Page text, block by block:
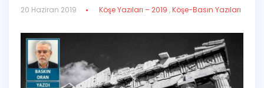
20 Haziran 2019 Köşe Yazıları – 2019 ,Köşe-Basın Yazıları